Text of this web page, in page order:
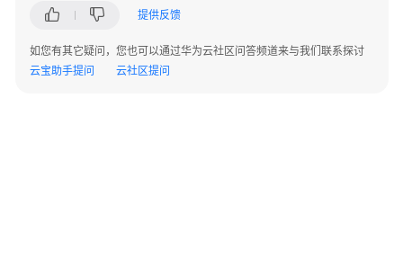
API
提供反馈
如您有其它疑问，您也可以通过华为云社区问答频道来与我们联系探讨
云宝助手提问
云社区提问